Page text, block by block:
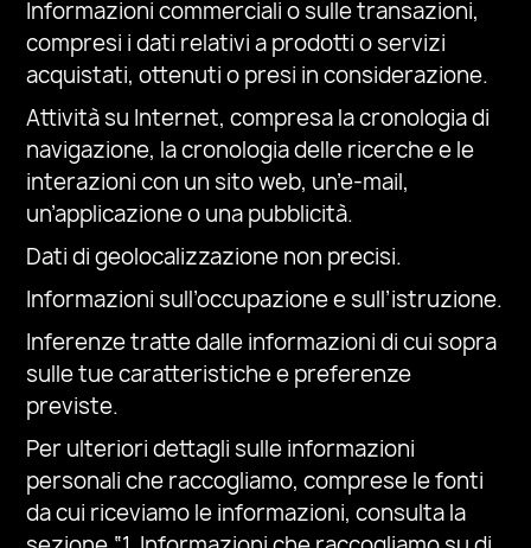
Informazioni commerciali o sulle transazioni,
compresi i dati relativi a prodotti o servizi
acquistati, ottenuti o presi in considerazione.
Attività su Internet, compresa la cronologia di
navigazione, la cronologia delle ricerche e le
interazioni con un sito web, un’e-mail,
un’applicazione o una pubblicità.
Dati di geolocalizzazione non precisi.
Informazioni sull’occupazione e sull’istruzione.
Inferenze tratte dalle informazioni di cui sopra
sulle tue caratteristiche e preferenze
previste.
Per ulteriori dettagli sulle informazioni
personali che raccogliamo, comprese le fonti
da cui riceviamo le informazioni, consulta la